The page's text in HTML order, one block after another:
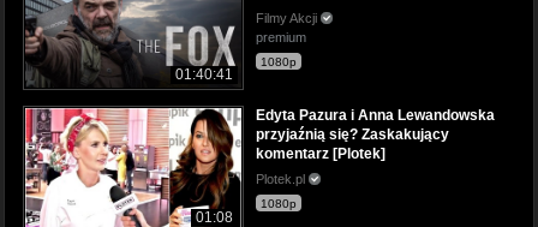
01:40:41
Filmy Akcji
premium
1080p
01:08
Edyta Pazura i Anna Lewandowska
przyjaźnią się? Zaskakujący
komentarz [Plotek]
Plotek.pl
1080p